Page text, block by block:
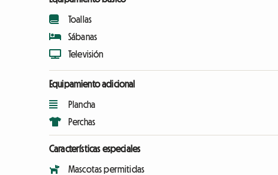
Toallas
Sábanas
Televisión
Equipamiento adicional
Plancha
Perchas
Características especiales
Mascotas permitidas